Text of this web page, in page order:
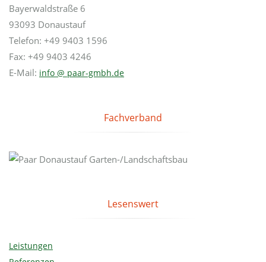
Bayerwaldstraße 6
93093 Donaustauf
Telefon: +49 9403 1596
Fax: +49 9403 4246
E-Mail: info @ paar-gmbh.de
Fachverband
Lesenswert
Leistungen